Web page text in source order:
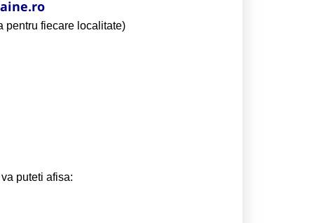
pentru fiecare localitate)
puteti afisa: